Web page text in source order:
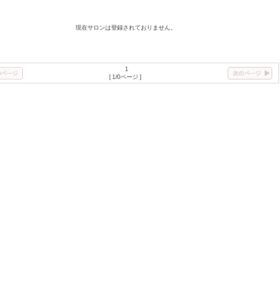
現在サロンは登録されておりません。
1
[ 1/0ページ ]